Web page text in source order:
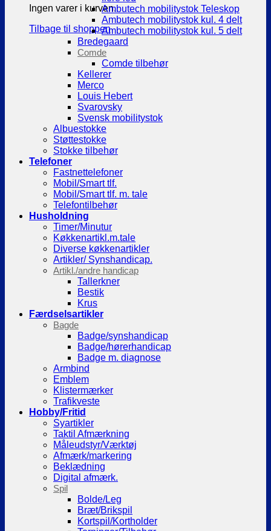
Ingen varer i kurven.
Tilbage til shoppen
Ambutech mobilitystok Teleskop
Ambutech mobilitystok kul. 4 delt
Ambutech mobilitystok kul. 5 delt
Bredegaard
Comde
Comde tilbehør
Kellerer
Merco
Louis Hebert
Svarovsky
Svensk mobilitystok
Albuestokke
Støttestokke
Stokke tilbehør
Telefoner
Fastnettelefoner
Mobil/Smart tlf.
Mobil/Smart tlf. m. tale
Telefontilbehør
Husholdning
Timer/Minutur
Køkkenartikl.m.tale
Diverse køkkenartikler
Artikler/ Synshandicap.
Artikl./andre handicap
Tallerkner
Bestik
Krus
Færdselsartikler
Bagde
Badge/synshandicap
Badge/hørerhandicap
Badge m. diagnose
Armbind
Emblem
Klistermærker
Trafikveste
Hobby/Fritid
Syartikler
Taktil Afmærkning
Måleudstyr/Værktøj
Afmærk/markering
Beklædning
Digital afmærk.
Spil
Bolde/Leg
Bræt/Brikspil
Kortspil/Kortholder